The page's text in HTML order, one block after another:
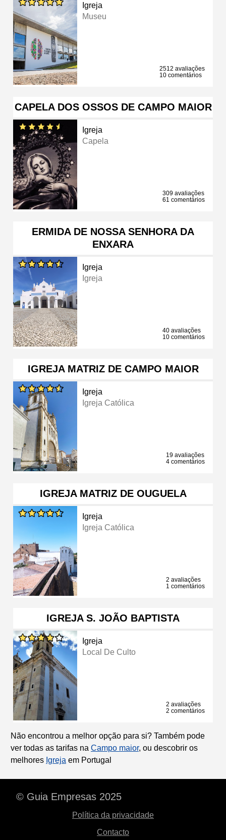
Igreja
Museu
2512 avaliações
10 comentários
CAPELA DOS OSSOS DE CAMPO MAIOR
Igreja
Capela
309 avaliações
61 comentários
ERMIDA DE NOSSA SENHORA DA
ENXARA
Igreja
Igreja
40 avaliações
10 comentários
IGREJA MATRIZ DE CAMPO MAIOR
Igreja
Igreja Católica
19 avaliações
4 comentários
IGREJA MATRIZ DE OUGUELA
Igreja
Igreja Católica
2 avaliações
1 comentários
IGREJA S. JOÃO BAPTISTA
Igreja
Local De Culto
2 avaliações
2 comentários
Não encontrou a melhor opção para si? Também pode
ver todas as tarifas na Campo maior, ou descobrir os
melhores Igreja em Portugal
© Guia Empresas 2025
Política da privacidade
Contacto